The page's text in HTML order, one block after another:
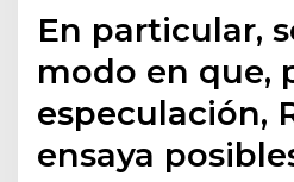
En particular,
modo en que,
especulación,
ensaya